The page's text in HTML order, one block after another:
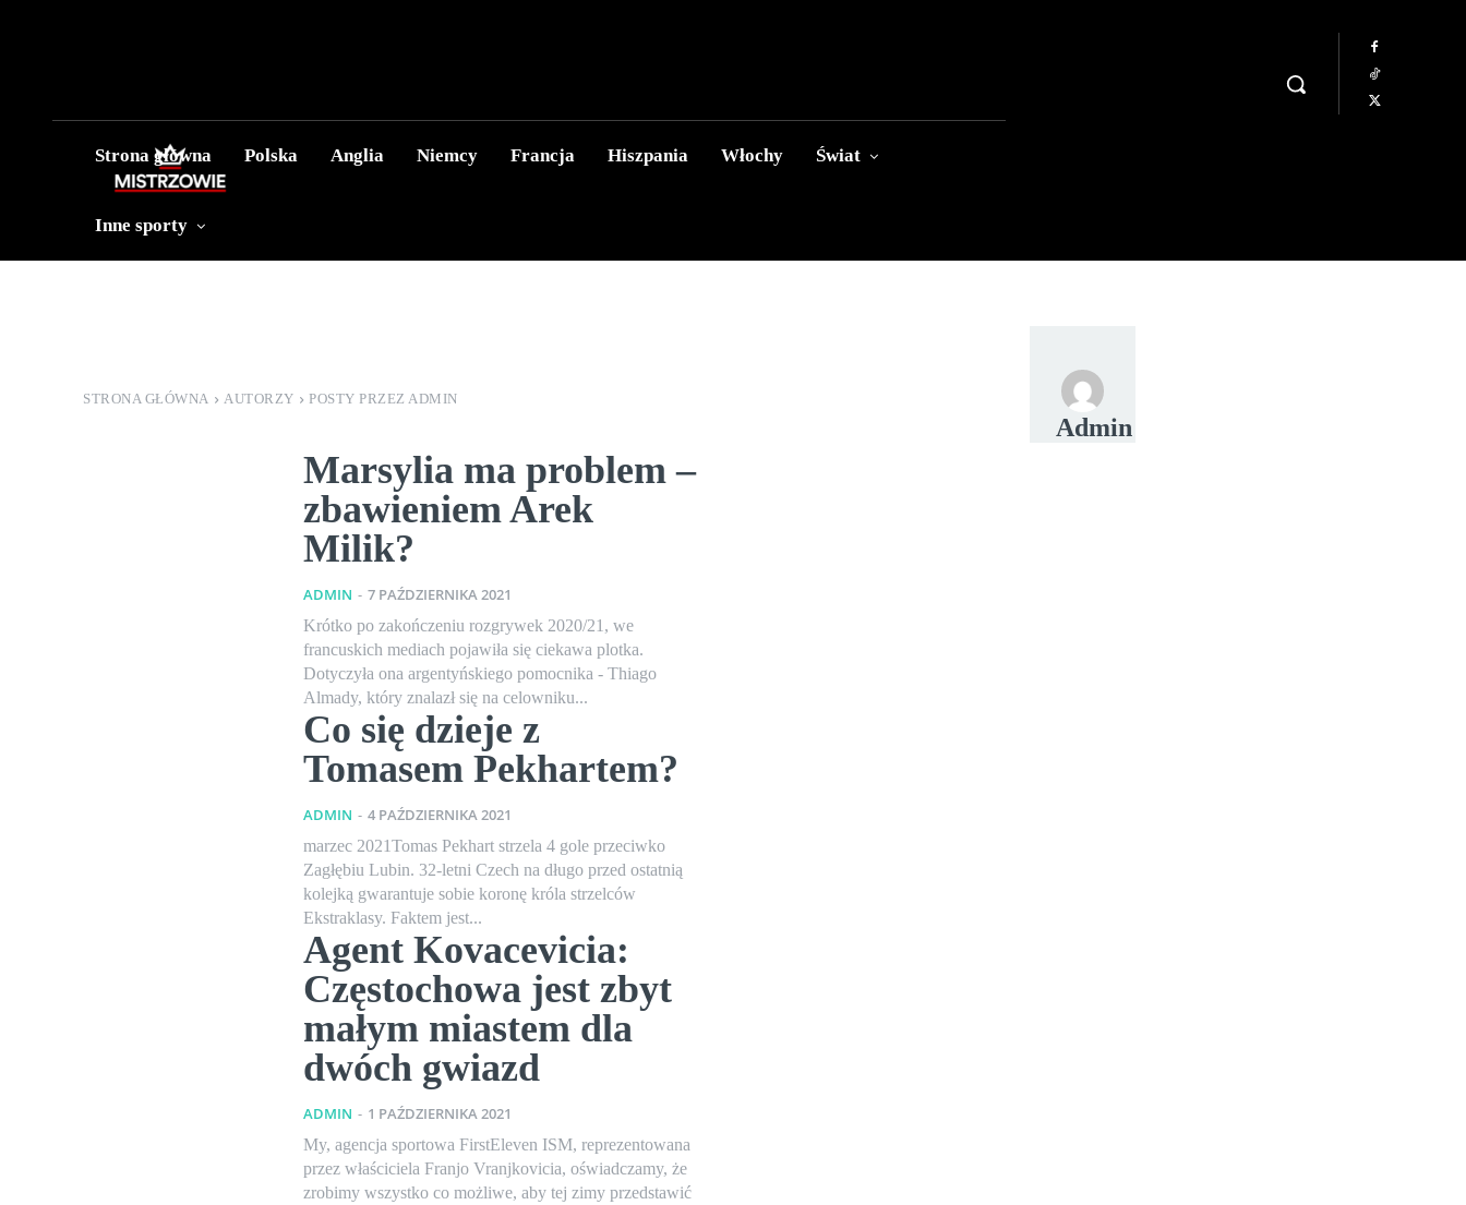
Strona główna Polska Anglia Niemcy Francja Hiszpania Włochy Świat
Inne sporty
STRONA GŁÓWNA AUTORZY POSTY PRZEZ ADMIN
Marsylia ma problem –
zbawieniem Arek
Milik?
ADMIN - 7 PAŹDZIERNIKA 2021
Krótko po zakończeniu rozgrywek 2020/21, we
francuskich mediach pojawiła się ciekawa plotka.
Dotyczyła ona argentyńskiego pomocnika - Thiago
Almady, który znalazł się na celowniku...
Co się dzieje z
Tomasem Pekhartem?
ADMIN - 4 PAŹDZIERNIKA 2021
marzec 2021Tomas Pekhart strzela 4 gole przeciwko
Zagłębiu Lubin. 32-letni Czech na długo przed ostatnią
kolejką gwarantuje sobie koronę króla strzelców
Ekstraklasy. Faktem jest...
Agent Kovacevicia:
Częstochowa jest zbyt
małym miastem dla
dwóch gwiazd
ADMIN - 1 PAŹDZIERNIKA 2021
My, agencja sportowa FirstEleven ISM, reprezentowana
przez właściciela Franjo Vranjkovicia, oświadczamy, że
zrobimy wszystko co możliwe, aby tej zimy przedstawić
Admin